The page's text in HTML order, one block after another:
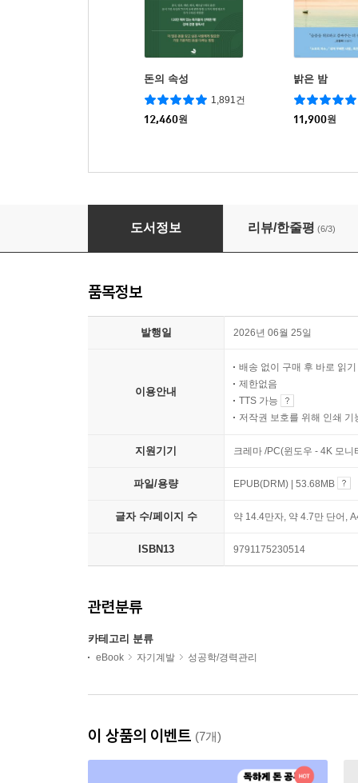
돈의 속성
1,891건
12,460원
밝은 밤
11,900원
미라클 에디팅
도서정보 리뷰/한줄평 (6/3)
품목정보
발행일 2026년 06월 25일
이용안내
배송 없이 구매 후 바로 읽기
제한없음
TTS 가능
저작권 보호를 위해 인쇄 기
지원기기 크레마 /PC(윈도우 - 4K 모
파일/용량 EPUB(DRM) | 53.68MB
글자 수/페이지 수 약 14.4만자, 약 4.7만 단어,
ISBN13 9791175230514
관련분류
카테고리 분류
eBook 자기계발 성공학/경력관리
이 상품의 이벤트 (7개)